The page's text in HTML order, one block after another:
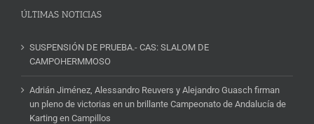
ÚLTIMAS NOTICIAS
SUSPENSIÓN DE PRUEBA.- CAS: SLALOM DE
CAMPOHERMMOSO
Adrián Jiménez, Alessandro Reuvers y Alejandro Guasch firman
un pleno de victorias en un brillante Campeonato de Andalucía de
Karting en Campillos